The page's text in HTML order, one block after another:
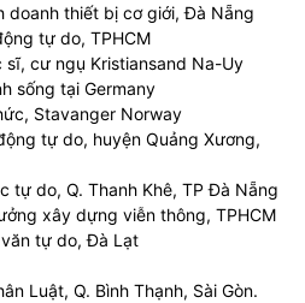
doanh thiết bị cơ giới, Đà Nẵng
tự do, TPHCM
cư ngụ Kristiansand Na-Uy
sống tại Germany
Stavanger Norway
tự do, huyện Quảng Xương,
tự do, Q. Thanh Khê, TP Đà Nẵng
xây dựng viễn thông, TPHCM
tự do, Đà Lạt
Luật, Q. Bình Thạnh, Sài Gòn.